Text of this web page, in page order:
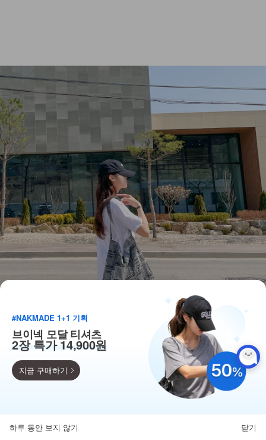
득템찬스
#NAKMADE 1+1 기획
브이넥 모달 티셔츠
2장 특가 14,900원
지금 구매하기
하루 동안 보지 않기 닫기
뒤로가기 카테고리 마이페이지